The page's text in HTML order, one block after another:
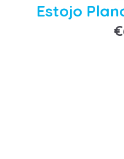
Estojo